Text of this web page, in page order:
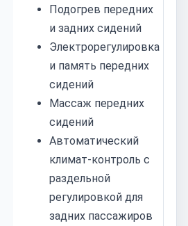
Подогрев передних
и задних сидений
Электрорегулировка
и память передних
сидений
Массаж передних
сидений
Автоматический
климат-контроль с
раздельной
регулировкой для
задних пассажиров